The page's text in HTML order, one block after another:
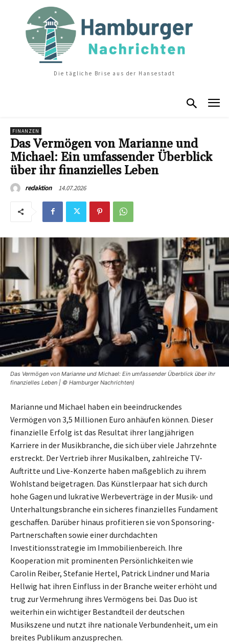
Die tägliche Brise aus der Hansestadt
FINANZEN
Das Vermögen von Marianne und
Michael: Ein umfassender Überblick
über ihr finanzielles Leben
redaktion 14.07.2026
Das Vermögen von Marianne und Michael: Ein umfassender Überblick über ihr
finanzielles Leben | © Hamburger Nachrichten)
Marianne und Michael haben ein beeindruckendes
Vermögen von 3,5 Millionen Euro anhäufen können. Dieser
finanzielle Erfolg ist das Resultat ihrer langjährigen
Karriere in der Musikbranche, die sich über viele Jahrzehnte
erstreckt. Der Vertrieb ihrer Musikalben, zahlreiche TV-
Auftritte und Live-Konzerte haben maßgeblich zu ihrem
Wohlstand beigetragen. Das Künstlerpaar hat sich durch
hohe Gagen und lukrative Werbeverträge in der Musik- und
Unterhaltungsbranche ein sicheres finanzielles Fundament
geschaffen. Darüber hinaus profitieren sie von Sponsoring-
Partnerschaften sowie einer durchdachten
Investitionsstrategie im Immobilienbereich. Ihre
Kooperation mit prominenten Persönlichkeiten wie
Carolin Reiber, Stefanie Hertel, Patrick Lindner und Maria
Hellwig hat ihren Einfluss in der Branche weiter erhöht und
trug zur Vermehrung ihres Vermögens bei. Das Duo ist
weiterhin ein wichtiger Bestandteil der deutschen
Musikszene und nutzt ihre nationale Verbundenheit, um ein
breites Publikum anzusprechen.